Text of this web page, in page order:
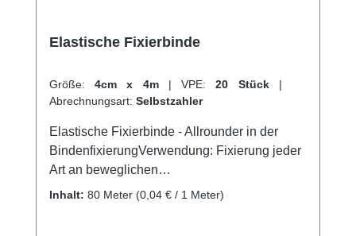
Elastische Fixierbinde
Größe: 4cm x 4m | VPE: 20 Stück |
Abrechnungsart: Selbstzahler
Elastische Fixierbinde - Allrounder in der
BindenfixierungVerwendung: Fixierung jeder
Art an beweglichen
KörperteilenGlenkverbände Ober-
Inhalt: 80 Meter (0,04 € / 1 Meter)